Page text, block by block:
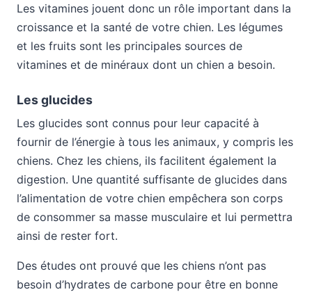
Les vitamines jouent donc un rôle important dans la
croissance et la santé de votre chien. Les légumes
et les fruits sont les principales sources de
vitamines et de minéraux dont un chien a besoin.
Les glucides
Les glucides sont connus pour leur capacité à
fournir de l’énergie à tous les animaux, y compris les
chiens. Chez les chiens, ils facilitent également la
digestion. Une quantité suffisante de glucides dans
l’alimentation de votre chien empêchera son corps
de consommer sa masse musculaire et lui permettra
ainsi de rester fort.
Des études ont prouvé que les chiens n’ont pas
besoin d’hydrates de carbone pour être en bonne